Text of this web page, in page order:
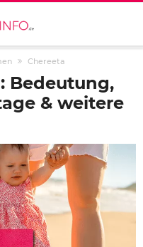
Chereeta
Bedeutung,
& weitere